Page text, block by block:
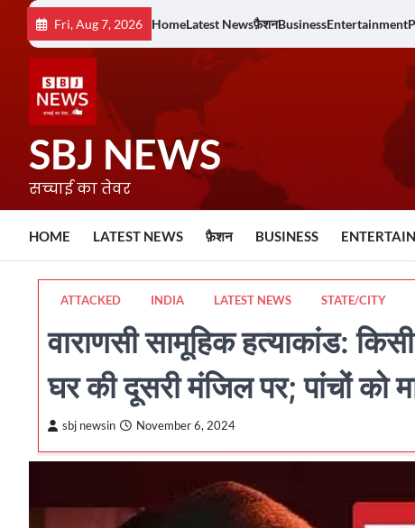
content
Fri, Aug 7, 2026 HomeLatest Newsफ़ैशनBusinessEntertainment
SBJ NEWS
सच्चाई का तेवर
HOME LATEST NEWS फ़ैशन BUSINESS
ATTACKED INDIA LATEST NEWS STATE/CITY
वाराणसी सामूहिक हत्याकांड:
घर की दूसरी मंजिल पर; पांचों को
sbj newsin November 6, 2024